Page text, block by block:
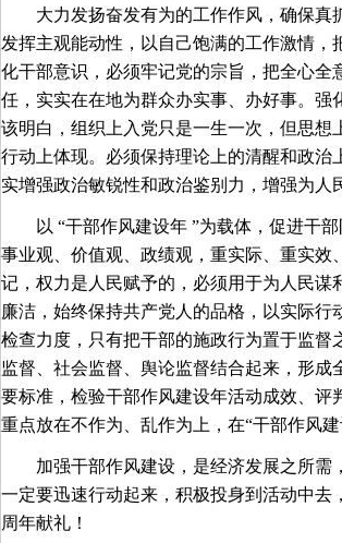
大力发扬奋发有为的工作作风，确保
发挥主观能动性，以自己饱满的工作激情
化干部意识，必须牢记党的宗旨，把全心
任，实实在在地为群众办实事、办好事。
该明白，组织上入党只是一生一次，但思
行动上体现。必须保持理论上的清醒和政
实增强政治敏锐性和政治鉴别力，增强为人
以 “干部作风建设年 ”为载体，促进干
事业观、价值观、政绩观，重实际、重实
记，权力是人民赋予的，必须用于为人民
廉洁，始终保持共产党人的品格，以实际
检查力度，只有把干部的施政行为置于监
监督、社会监督、舆论监督结合起来，形
要标准，检验干部作风建设年活动成效、
重点放在不作为、乱作为上，在“干部作风
加强干部作风建设，是经济发展之所
一定要迅速行动起来，积极投身到活动中
周年献礼！